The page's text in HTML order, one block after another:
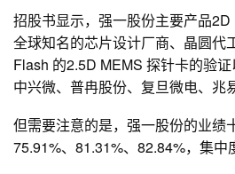
招股书显示，强一股份主要产品
全球知名的芯片设计厂商、晶圆代
Flash 的2.5D MEMS 探针卡的验
中兴微、普冉股份、复旦微电、兆
但需要注意的是，强一股份的业绩
75.91%、81.31%、82.84%，集中